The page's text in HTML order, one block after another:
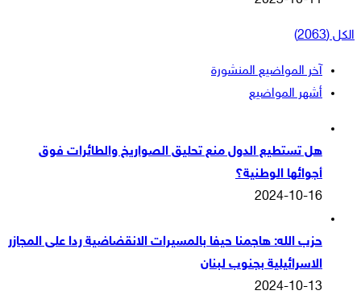
الكل (2063)
آخر المواضيع المنشورة
أشهر المواضيع
هل تستطيع الدول منع تحليق الصواريخ والطائرات فوق
أجوائها الوطنية؟
2024-10-16
حزب الله: هاجمنا حيفا بالمسيرات الانقضاضية ردا على المجازر
الاسرائيلية بجنوب لبنان
2024-10-13